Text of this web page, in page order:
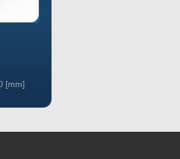
[mm]